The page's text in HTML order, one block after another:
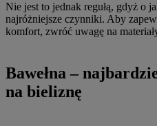
Nie jest to jednak regułą, gdyż o
najróżniejsze czynniki. Aby
komfort, zwróć uwagę na
Bawełna –
na bieliznę